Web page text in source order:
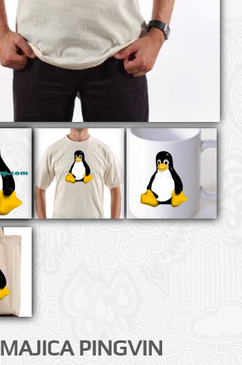
MAJICA PINGVIN